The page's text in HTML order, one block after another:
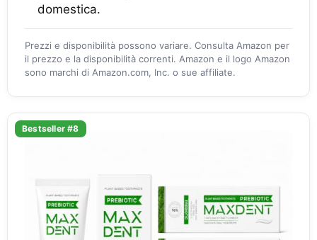
domestica.
Prezzi e disponibilità possono variare. Consulta Amazon per
il prezzo e la disponibilità correnti. Amazon e il logo Amazon
sono marchi di Amazon.com, Inc. o sue affiliate.
Bestseller #8